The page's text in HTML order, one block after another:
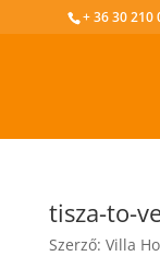
+ 36 30 210
tisza-to-
Szerző: Villa